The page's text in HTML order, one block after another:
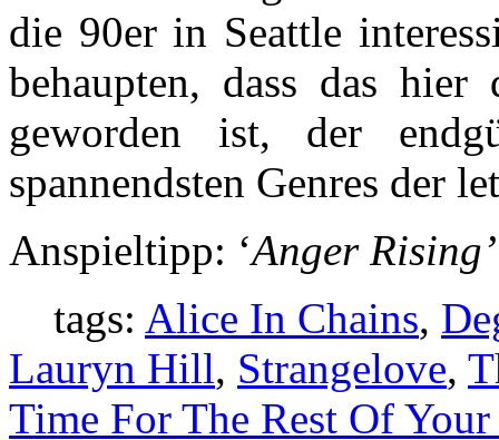
die 90er in Seattle
behaupten, dass das
geworden ist, der
spannendsten Genres der
Anspieltipp: ‘Anger Rising’
tags: Alice In Chains,
Lauryn Hill, Strangelove,
Time For The Rest Of